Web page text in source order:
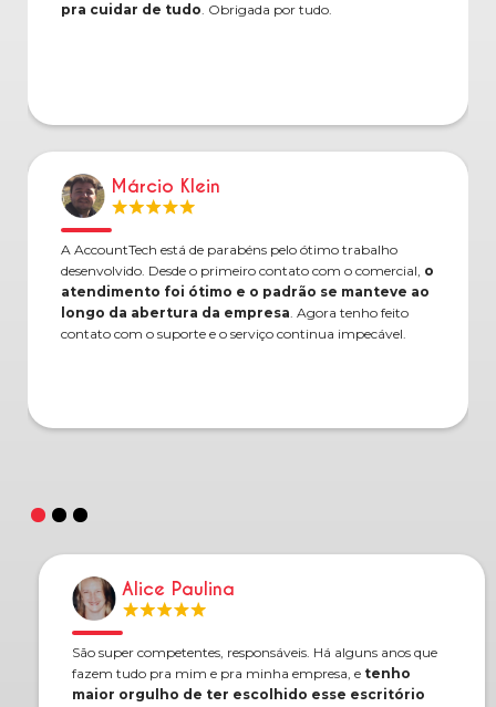
pra cuidar de tudo. Obrigada por tudo.
Márcio Klein
A AccountTech está de parabéns pelo ótimo trabalho
desenvolvido. Desde o primeiro contato com o comercial, o
atendimento foi ótimo e o padrão se manteve ao
longo da abertura da empresa. Agora tenho feito
contato com o suporte e o serviço continua impecável.
Alice Paulina
São super competentes, responsáveis. Há alguns anos que
fazem tudo pra mim e pra minha empresa, e tenho
maior orgulho de ter escolhido esse escritório